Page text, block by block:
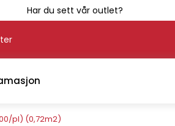
Har du sett vår outlet?
pl) (0,72m2)